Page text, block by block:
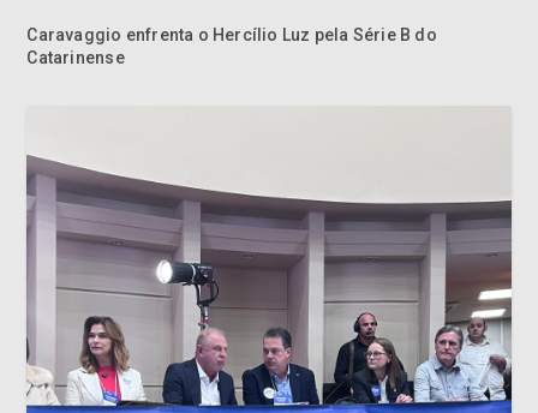
Caravaggio enfrenta o Hercílio Luz pela Série B do
Catarinense